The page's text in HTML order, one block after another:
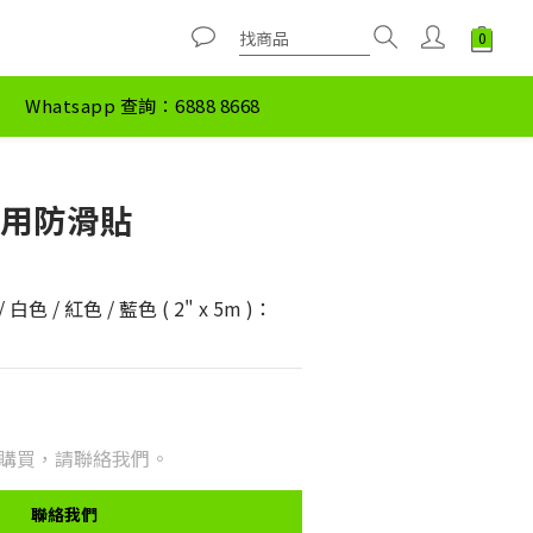
Whatsapp 查詢：6888 8668
防滑貼
色 / 紅色 / 藍色 ( 2" x 5m )：
買，請聯絡我們。
聯絡我們